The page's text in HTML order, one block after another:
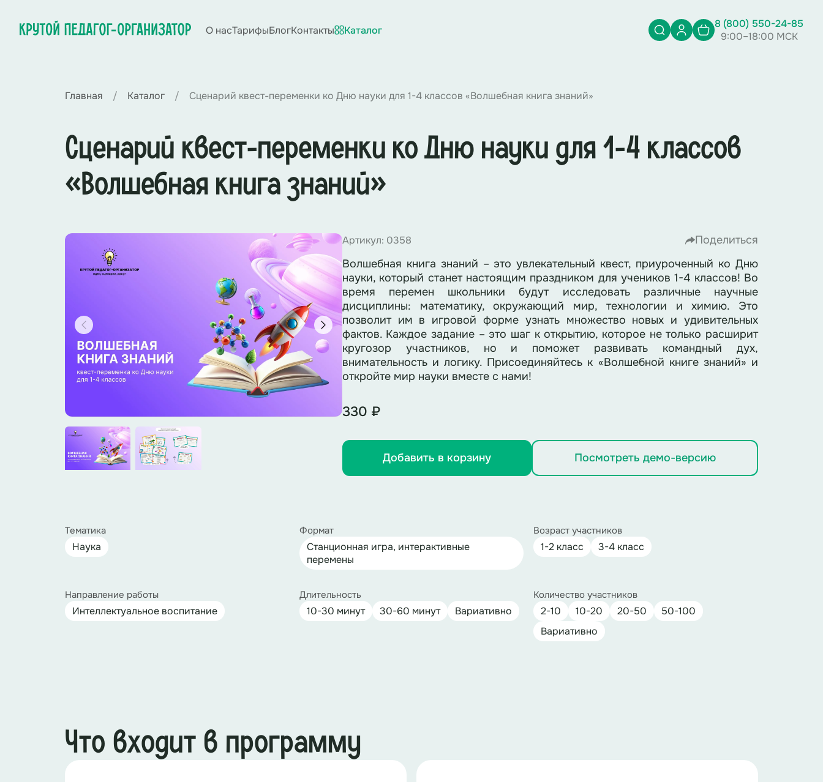
О насТарифыБлогКонтакты Каталог
8 (800) 550-24-85
9:00–18:00 МСК
Главная Каталог Сценарий квест-переменки ко Дню науки для 1-4 классов «Волшебная книга знаний»
Сценарий квест-переменки ко Дню науки для 1-4 классов
«Волшебная книга знаний»
Артикул: 0358
Поделиться
Волшебная книга знаний – это увлекательный квест, приуроченный ко Дню
науки, который станет настоящим праздником для учеников 1-4 классов! Во
время перемен школьники будут исследовать различные научные
дисциплины: математику, окружающий мир, технологии и химию. Это
позволит им в игровой форме узнать множество новых и удивительных
фактов. Каждое задание – это шаг к открытию, которое не только расширит
кругозор участников, но и поможет развивать командный дух,
внимательность и логику. Присоединяйтесь к «Волшебной книге знаний» и
откройте мир науки вместе с нами!
330 ₽
Добавить в корзину Посмотреть демо-версию
Тематика
Наука
Формат
Станционная игра, интерактивные
перемены
Возраст участников
1-2 класс 3-4 класс
Направление работы
Интеллектуальное воспитание
Длительность
10-30 минут 30-60 минут Вариативно
Количество участников
2-10 10-20 20-50
50-100
Вариативно
Что входит в программу